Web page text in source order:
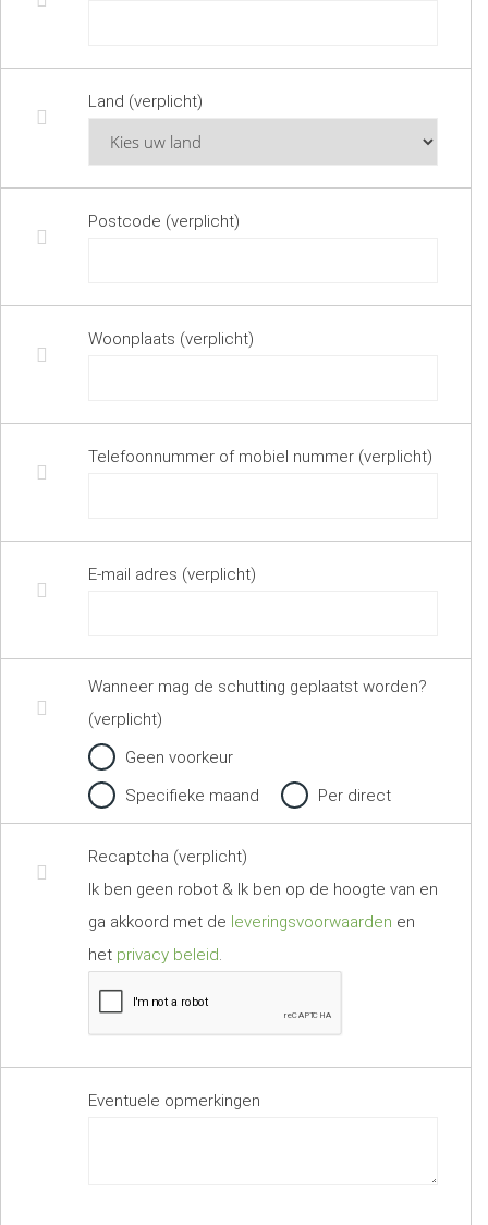
Land (verplicht)
Postcode (verplicht)
Woonplaats (verplicht)
Telefoonnummer of mobiel nummer (verplicht)
E-mail adres (verplicht)
Wanneer mag de schutting geplaatst worden?
(verplicht)
Geen voorkeur
Specifieke maand
Per direct
Recaptcha (verplicht)
Ik ben geen robot & Ik ben op de hoogte van en
ga akkoord met de leveringsvoorwaarden en
het privacy beleid.
Eventuele opmerkingen